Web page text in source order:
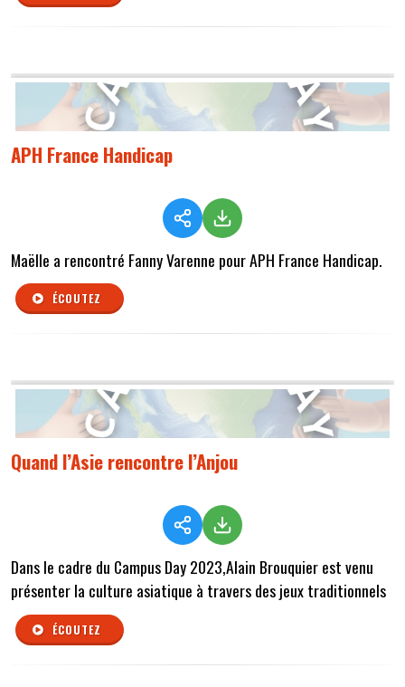
APH France Handicap
Maëlle a rencontré Fanny Varenne pour APH France Handicap.
ÉCOUTEZ
Quand l’Asie rencontre l’Anjou
Dans le cadre du Campus Day 2023,Alain Brouquier est venu
présenter la culture asiatique à travers des jeux traditionnels
ÉCOUTEZ